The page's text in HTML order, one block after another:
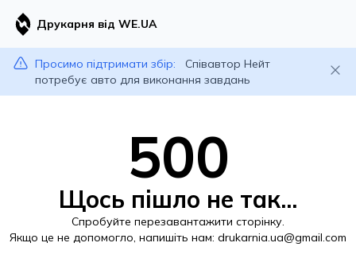
Друкарня від WE.UA
Просимо підтримати збір:
Співавтор Нейт
потребує авто для виконання завдань
500
Щось пішло не так...
Спробуйте перезавантажити сторінку.
Якщо це не допомогло, напишіть нам: drukarnia.ua@gmail.com